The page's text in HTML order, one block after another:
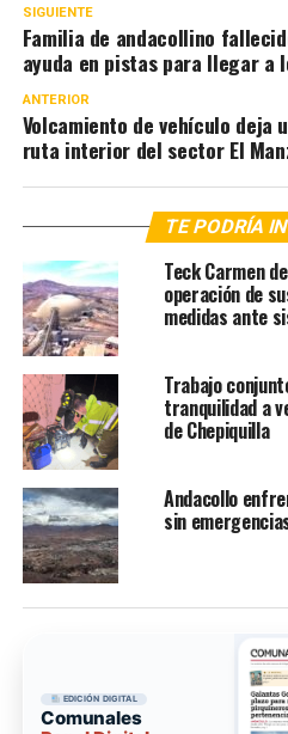
SIGUIENTE
Familia de andacollino
ayuda en pistas para llegar a
ANTERIOR
Volcamiento de vehículo deja
ruta interior del sector El
TE PODRÍA
Teck Carmen
operación de
medidas ante
Trabajo
tranquilidad a
de Chepiquilla
Andacollo
sin
EDICIÓN DIGITAL
Comunales